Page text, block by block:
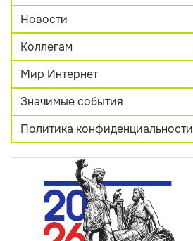
Новости
Коллегам
Мир Интернет
Значимые события
Политика конфиденциальности